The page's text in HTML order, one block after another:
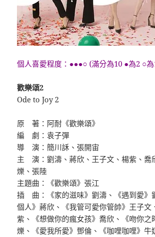
個人喜愛程度：●●●○ (滿分為10 ●為2 ○
歡樂頌2
Ode to Joy 2
原 著：阿耐《歡樂頌》
編 劇：袁子彈
導 演：簡川訸、張開宙
主 演：劉濤、蔣欣、王子文、楊紫、喬
爍、張陸
主題曲：《歡樂頌》張江
插 曲：《家的滋味》劉濤、《遇到愛》
個人》蔣欣、《我管可愛你管帥》王子文
紫、《想做你的瘋女孩》喬欣、《吻你之
爍、《愛我所愛》鄧倫、《咖哩咖哩》牛